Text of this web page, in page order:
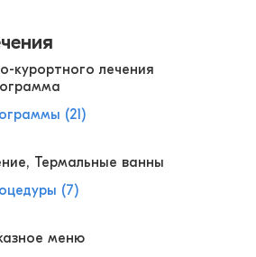
курортного лечения
(21)
Термальные ванны
(7)
меню